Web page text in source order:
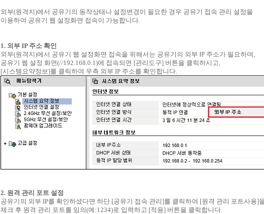
외부(원격지)에서 공유기의 동작상태나 설정변경이 필요한 경우 공유기 접속 관리 설정을
이용하여 공유기 웹 설정화면 접속이 가능합니다.
1. 외부 IP 주소 확인
외부(원격지)에서 공유기 웹 설정화면 접속을 위해서는 공유기의 외부 IP 주소가 필요하며,
공유기 웹 설정 화면(//192.168.0.1)에 접속되면 [관리도구] 버튼을 클릭하시고,
[시스템요약정보]를 클릭하여 우측 외부 IP 주소를 확인합니다.
2. 원격 관리 포트 설정
공유기의 외부 IP를 확인하셨다면 하단 [공유기 접속 관리]를 클릭하여 [원격 관리 포트사용]
체크 후 원격 관리 포트를 임의(예:1234)로 입력하고 [적용] 버튼을 클릭합니다.